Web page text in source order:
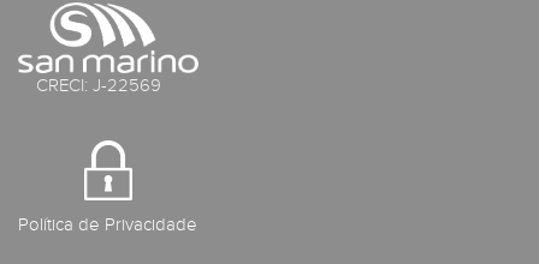
CRECI: J-22569
Política de Privacidade